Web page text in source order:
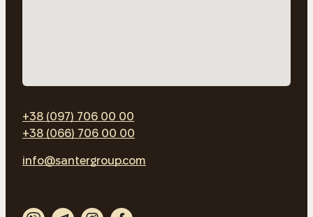
+38 (097) 706 00 00
+38 (066) 706 00 00
info@santergroup.com